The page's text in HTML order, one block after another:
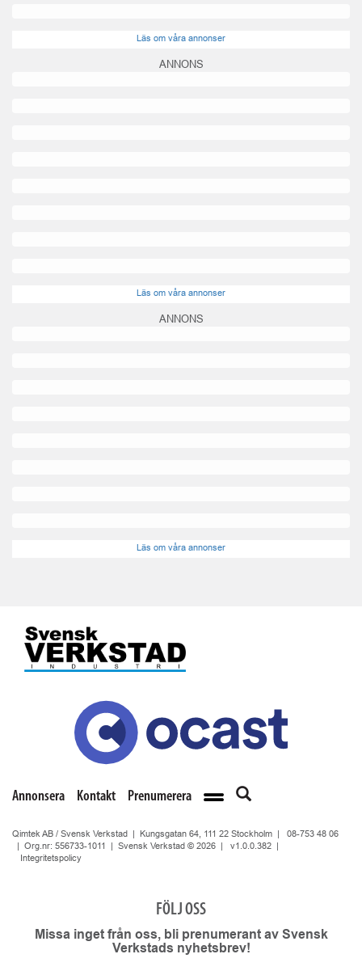
Läs om våra annonser
ANNONS
Läs om våra annonser
ANNONS
Läs om våra annonser
Annonsera Kontakt Prenumerera
Qimtek AB / Svensk Verkstad | Kungsgatan 64, 111 22 Stockholm | 08-753 48 06
| Org.nr: 556733-1011 | Svensk Verkstad © 2026 | v1.0.0.382
Integritetspolicy
FÖLJ OSS
Missa inget från oss, bli prenumerant av Svensk
Verkstads nyhetsbrev!